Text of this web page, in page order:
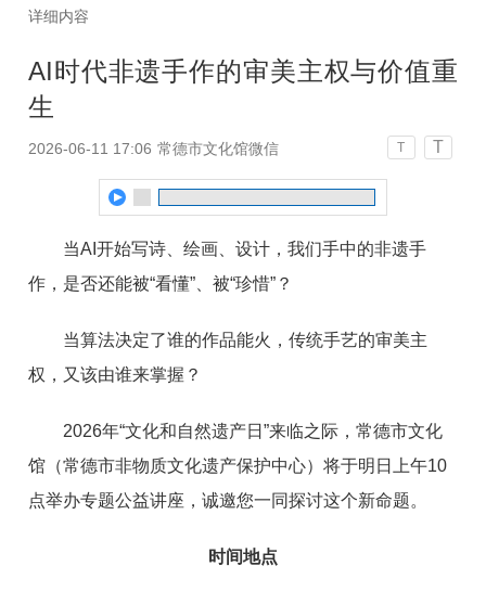
详细内容
AI时代非遗手作的审美主权与价值重
生
2026-06-11 17:06 常德市文化馆微信 T T
当AI开始写诗、绘画、设计，我们手中的非遗手
作，是否还能被“看懂”、被“珍惜”？
当算法决定了谁的作品能火，传统手艺的审美主
权，又该由谁来掌握？
2026年“文化和自然遗产日”来临之际，常德市文化
馆（常德市非物质文化遗产保护中心）将于明日上午10
点举办专题公益讲座，诚邀您一同探讨这个新命题。
时间地点